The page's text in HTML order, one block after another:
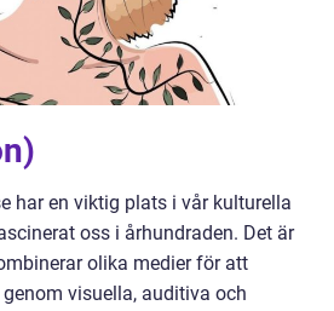
har en viktig plats i vår kulturella
oss i århundraden. Det är
olika medier för att
visuella, auditiva och